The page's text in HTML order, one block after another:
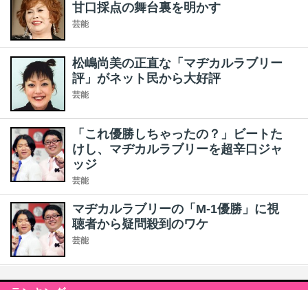
甘口採点の舞台裏を明かす
芸能
松嶋尚美の正直な「マヂカルラブリー
評」がネット民から大好評
芸能
「これ優勝しちゃったの？」ビートた
けし、マヂカルラブリーを超辛口ジャ
ッジ
芸能
マヂカルラブリーの「M-1優勝」に視
聴者から疑問殺到のワケ
芸能